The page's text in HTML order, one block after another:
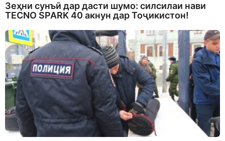
Зеҳни сунъӣ дар дасти шумо: силсилаи нави
TECNO SPARK 40 акнун дар Тоҷикистон!